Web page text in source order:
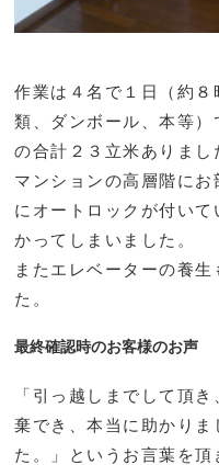
作業は４名で１日（約
類、ダンボール、本等
の合計２３立米ありまし
マンションの高層階に
にオートロックが付い
かってしまいました。
またエレベーターの養
た。
最終確認時のお客様のお声
「引っ越しまでして頂
棄でき、本当に助かり
た。」というお言葉を頂